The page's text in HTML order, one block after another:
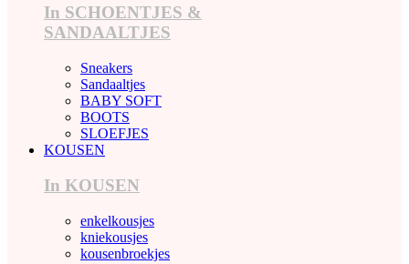
In SCHOENTJES &
SANDAALTJES
Sneakers
Sandaaltjes
BABY SOFT
BOOTS
SLOEFJES
KOUSEN
In KOUSEN
enkelkousjes
kniekousjes
kousenbroekjes